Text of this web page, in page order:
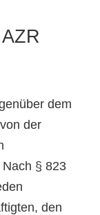
dem
der
§ 823
den